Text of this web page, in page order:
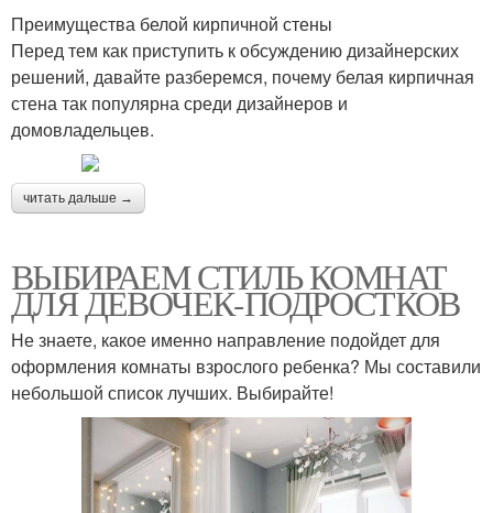
Преимущества белой кирпичной стены
Перед тем как приступить к обсуждению дизайнерских
решений, давайте разберемся, почему белая кирпичная
стена так популярна среди дизайнеров и
домовладельцев.
читать дальше →
ВЫБИРАЕМ СТИЛЬ КОМНАТ
ДЛЯ ДЕВОЧЕК-ПОДРОСТКОВ
Не знаете, какое именно направление подойдет для
оформления комнаты взрослого ребенка? Мы составили
небольшой список лучших. Выбирайте!